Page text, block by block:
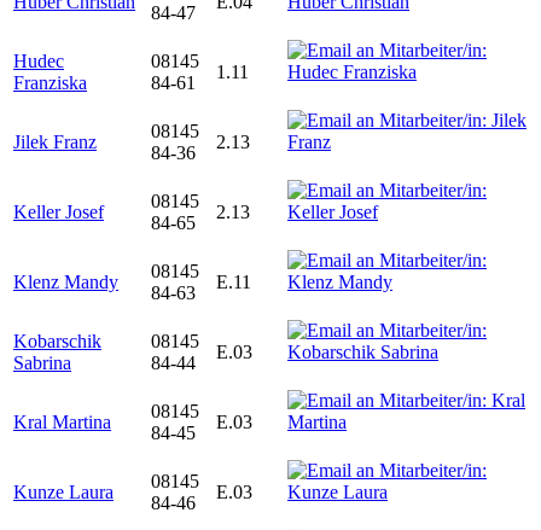
84-47
Hudec
Franziska
08145
84-61
1.11
Jilek Franz
08145
84-36
2.13
Keller Josef
08145
84-65
2.13
Klenz Mandy
08145
84-63
E.11
Kobarschik
Sabrina
08145
84-44
E.03
Kral Martina
08145
84-45
E.03
Kunze Laura
08145
84-46
E.03